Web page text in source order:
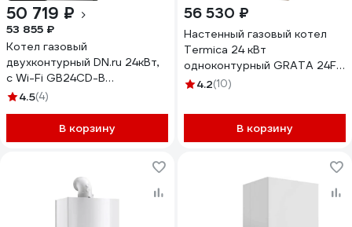
50 719 ₽
53 855 ₽
Котел газовый
двухконтурный DN.ru 24кВт,
с Wi-Fi GB24CD-B
настенный, черный D380-
4.5(4)
В корзину
56 530 ₽
Настенный газовый котел
Termica 24 кВт
одноконтурный GRATA 24F-1
80351024
4.2(10)
В корзину